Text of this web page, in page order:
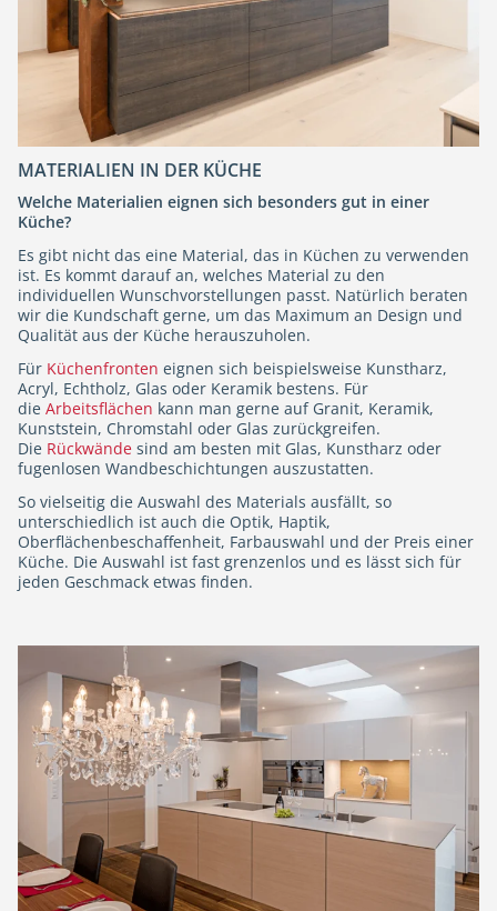
MATERIALIEN IN DER KÜCHE
Welche Materialien eignen sich besonders gut in einer
Küche?
Es gibt nicht das eine Material, das in Küchen zu verwenden
ist. Es kommt darauf an, welches Material zu den
individuellen Wunschvorstellungen passt. Natürlich beraten
wir die Kundschaft gerne, um das Maximum an Design und
Qualität aus der Küche herauszuholen.
Für Küchenfronten eignen sich beispielsweise Kunstharz,
Acryl, Echtholz, Glas oder Keramik bestens. Für
die Arbeitsflächen kann man gerne auf Granit, Keramik,
Kunststein, Chromstahl oder Glas zurückgreifen.
Die Rückwände sind am besten mit Glas, Kunstharz oder
fugenlosen Wandbeschichtungen auszustatten.
So vielseitig die Auswahl des Materials ausfällt, so
unterschiedlich ist auch die Optik, Haptik,
Oberflächenbeschaffenheit, Farbauswahl und der Preis einer
Küche. Die Auswahl ist fast grenzenlos und es lässt sich für
jeden Geschmack etwas finden.